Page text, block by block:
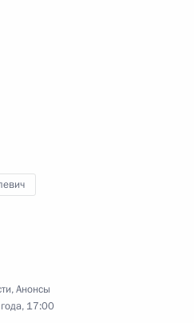
,Анонсы
17:00